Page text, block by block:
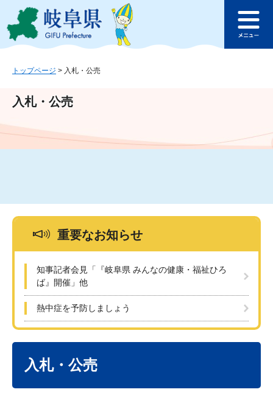
ジ
ュ
文
このページの本文へ
ュ
トップページ > 入札・公売
入札・公売
重要なお知らせ
知事記者会見「『岐阜県 みんなの健康・福祉ひろ
ば』開催」他
熱中症を予防しましょう
入札・公売